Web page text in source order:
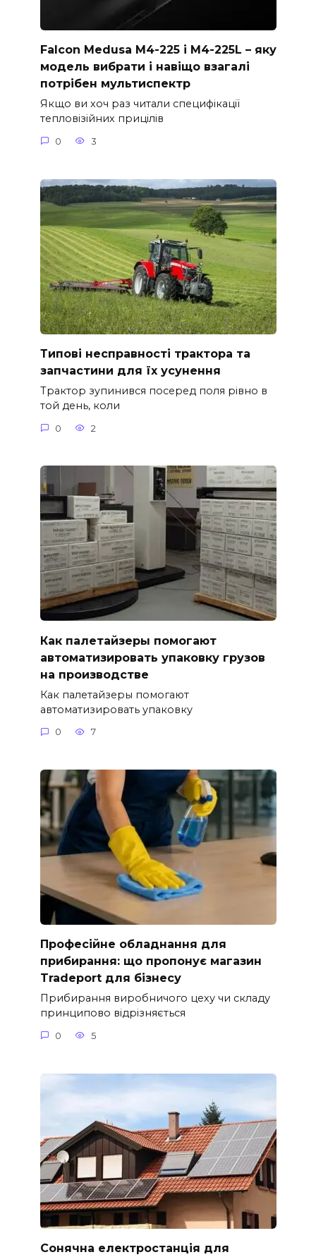
Falcon Medusa M4-225 і M4-225L – яку
модель вибрати і навіщо взагалі
потрібен мультиспектр
Якщо ви хоч раз читали специфікації
тепловізійних прицілів
0 3
Типові несправності трактора та
запчастини для їх усунення
Трактор зупинився посеред поля рівно в
той день, коли
0 2
Как палетайзеры помогают
автоматизировать упаковку грузов
на производстве
Как палетайзеры помогают
автоматизировать упаковку
0 7
Професійне обладнання для
прибирання: що пропонує магазин
Tradeport для бізнесу
Прибирання виробничого цеху чи складу
принципово відрізняється
0 5
Сонячна електростанція для